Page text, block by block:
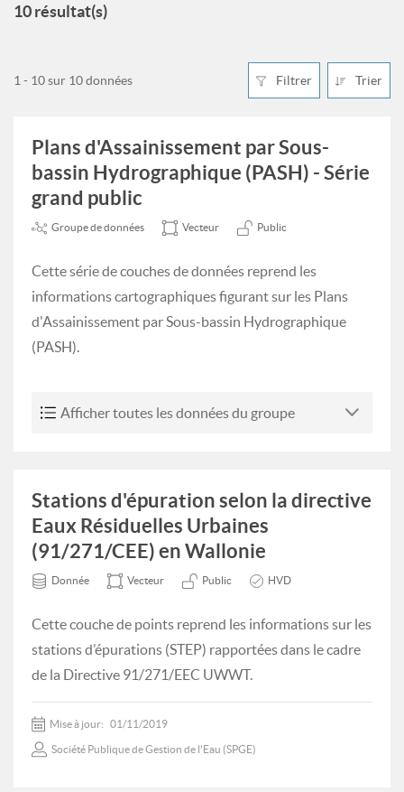
10 résultat(s)
Filtrer Trier
1 - 10 sur 10 données
Plans d'Assainissement par Sous-
bassin Hydrographique (PASH) - Série
grand public
Groupe de données Vecteur Public
Cette série de couches de données reprend les
informations cartographiques figurant sur les Plans
d'Assainissement par Sous-bassin Hydrographique
(PASH).
Afficher toutes les données du groupe
Stations d'épuration selon la directive
Eaux Résiduelles Urbaines
(91/271/CEE) en Wallonie
Donnée Vecteur Public HVD
Cette couche de points reprend les informations sur les
stations d’épurations (STEP) rapportées dans le cadre
de la Directive 91/271/EEC UWWT.
Mise à jour: 01/11/2019
Société Publique de Gestion de l'Eau (SPGE)